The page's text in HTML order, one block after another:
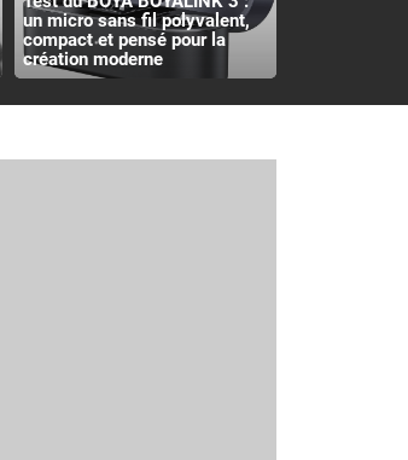
un micro sans fil polyvalent,
compact et pensé pour la
création moderne